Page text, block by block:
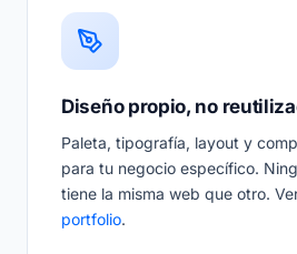
Diseño propio, no
Paleta, tipografía, layout y
para tu negocio específico.
tiene la misma web que otro.
portfolio.